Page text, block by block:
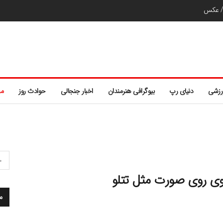
عکس
دنیای رپ بیوگرافی هنرمندان اخبار جنجالی حوادث روز
روی صورت مثل تتلو